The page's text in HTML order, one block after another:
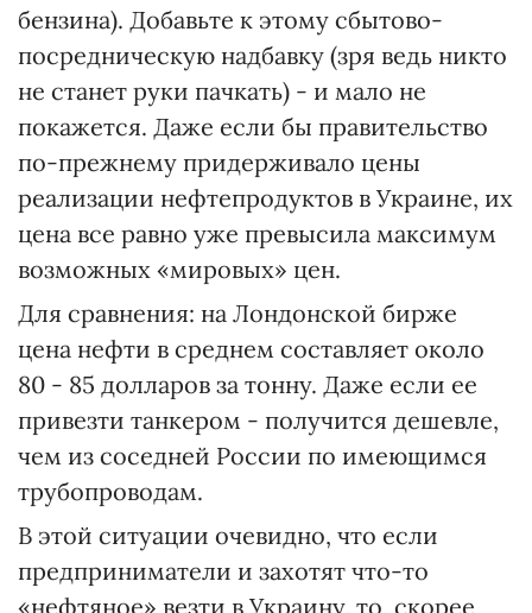
бензина). Добавьте к этому сбытово-
посредническую надбавку (зря ведь никто
не станет руки пачкать) - и мало не
покажется. Даже если бы правительство
по-прежнему придерживало цены
реализации нефтепродуктов в Украине, их
цена все равно уже превысила максимум
возможных «мировых» цен.
Для сравнения: на Лондонской бирже
цена нефти в среднем составляет около
80 - 85 долларов за тонну. Даже если ее
привезти танкером - получится дешевле,
чем из соседней России по имеющимся
трубопроводам.
В этой ситуации очевидно, что если
предприниматели и захотят что-то
«нефтяное» везти в Украину, то, скорее